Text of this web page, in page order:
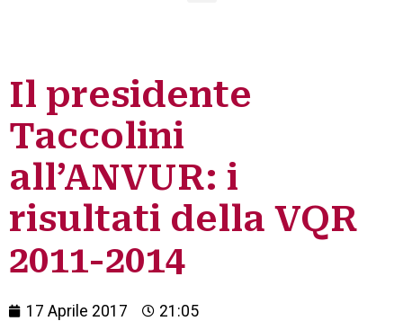
Il presidente
Taccolini
all’ANVUR: i
risultati della VQR
2011-2014
17 Aprile 2017 21:05